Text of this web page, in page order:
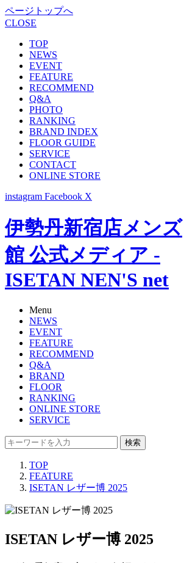
ページトップへ
CLOSE
TOP
NEWS
EVENT
FEATURE
RECOMMEND
Q&A
PHOTO
RANKING
BRAND INDEX
FLOOR GUIDE
SERVICE
CONTACT
ONLINE STORE
instagram Facebook X
伊勢丹新宿店メンズ
館 公式メディア -
ISETAN NEN'S net
Menu
NEWS
EVENT
FEATURE
RECOMMEND
Q&A
BRAND
FLOOR
RANKING
ONLINE STORE
SERVICE
検索
TOP
FEATURE
ISETAN レザー博 2025
ISETAN レザー博 2025